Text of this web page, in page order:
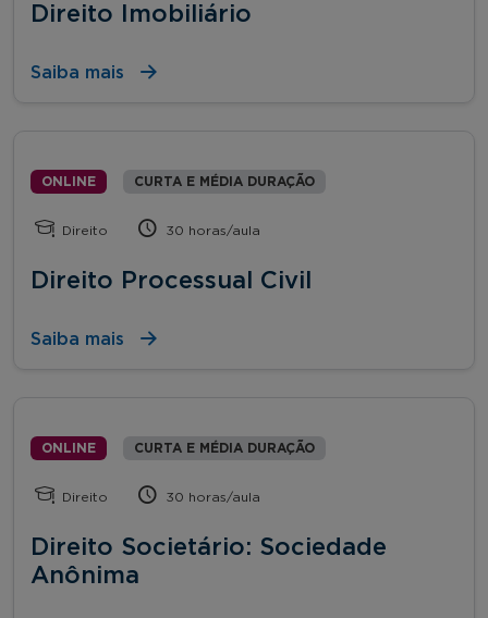
Direito Imobiliário
Saiba mais
ONLINE CURTA E MÉDIA DURAÇÃO
Direito 30 horas/aula
Direito Processual Civil
Saiba mais
ONLINE CURTA E MÉDIA DURAÇÃO
Direito 30 horas/aula
Direito Societário: Sociedade
Anônima